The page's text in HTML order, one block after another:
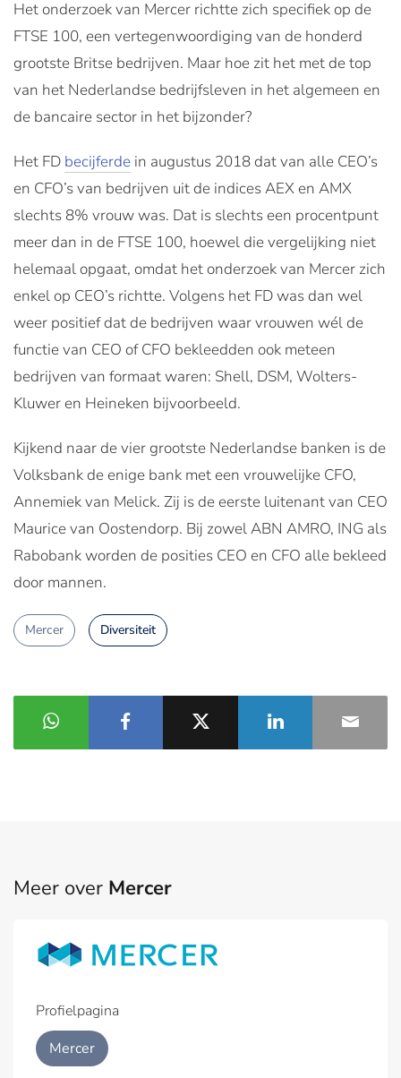
Het onderzoek van Mercer richtte zich specifiek op de
FTSE 100, een vertegenwoordiging van de honderd
grootste Britse bedrijven. Maar hoe zit het met de top
van het Nederlandse bedrijfsleven in het algemeen en
de bancaire sector in het bijzonder?
Het FD becijferde in augustus 2018 dat van alle CEO’s
en CFO’s van bedrijven uit de indices AEX en AMX
slechts 8% vrouw was. Dat is slechts een procentpunt
meer dan in de FTSE 100, hoewel die vergelijking niet
helemaal opgaat, omdat het onderzoek van Mercer zich
enkel op CEO’s richtte. Volgens het FD was dan wel
weer positief dat de bedrijven waar vrouwen wél de
functie van CEO of CFO bekleedden ook meteen
bedrijven van formaat waren: Shell, DSM, Wolters-
Kluwer en Heineken bijvoorbeeld.
Kijkend naar de vier grootste Nederlandse banken is de
Volksbank de enige bank met een vrouwelijke CFO,
Annemiek van Melick. Zij is de eerste luitenant van CEO
Maurice van Oostendorp. Bij zowel ABN AMRO, ING als
Rabobank worden de posities CEO en CFO alle bekleed
door mannen.
Mercer Diversiteit
Meer over Mercer
Profielpagina
Mercer